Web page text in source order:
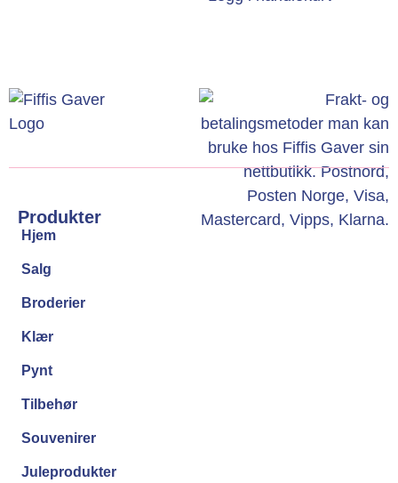
Produkter
Hjem
Salg
Broderier
Klær
Pynt
Tilbehør
Souvenirer
Juleprodukter